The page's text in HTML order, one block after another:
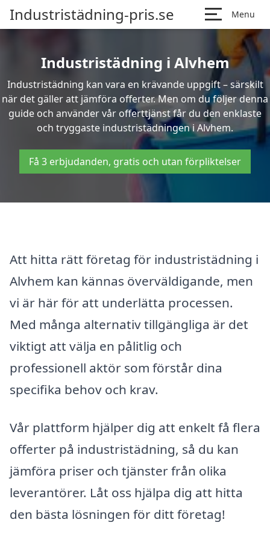
Industristädning-pris.se Menu
Industristädning i Alvhem
Industristädning kan vara en krävande uppgift – särskilt
när det gäller att jämföra offerter. Men om du följer denna
guide och använder vår offerttjänst får du den enklaste
och tryggaste industristädningen i Alvhem.
Få 3 erbjudanden, gratis och utan förpliktelser
Att hitta rätt företag för industristädning i
Alvhem kan kännas överväldigande, men
vi är här för att underlätta processen.
Med många alternativ tillgängliga är det
viktigt att välja en pålitlig och
professionell aktör som förstår dina
specifika behov och krav.
Vår plattform hjälper dig att enkelt få flera
offerter på industristädning, så du kan
jämföra priser och tjänster från olika
leverantörer. Låt oss hjälpa dig att hitta
den bästa lösningen för ditt företag!